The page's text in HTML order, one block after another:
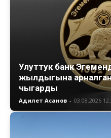
Улуттук банк
жылдыгына
чыгарды
Адилет Асанов - 03.08.2026